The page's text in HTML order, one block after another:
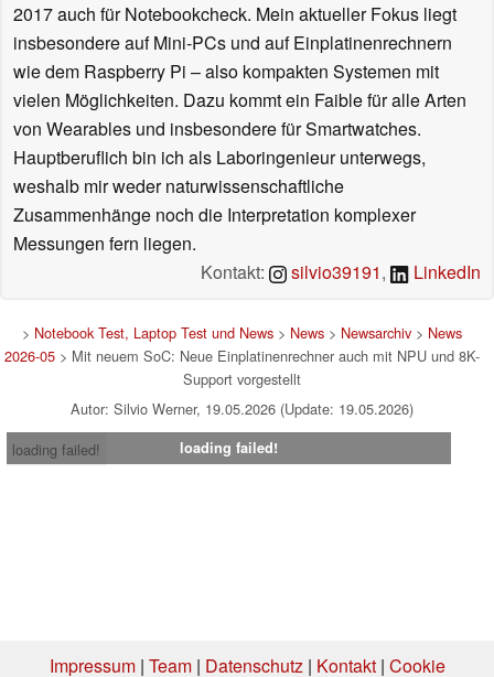
2017 auch für Notebookcheck. Mein aktueller Fokus liegt
insbesondere auf Mini-PCs und auf Einplatinenrechnern
wie dem Raspberry Pi – also kompakten Systemen mit
vielen Möglichkeiten. Dazu kommt ein Faible für alle Arten
von Wearables und insbesondere für Smartwatches.
Hauptberuflich bin ich als Laboringenieur unterwegs,
weshalb mir weder naturwissenschaftliche
Zusammenhänge noch die Interpretation komplexer
Messungen fern liegen.
Kontakt:
silvio39191, LinkedIn
> Notebook Test, Laptop Test und News> News> Newsarchiv> News
2026-05> Mit neuem SoC: Neue Einplatinenrechner auch mit NPU und 8K-
Support vorgestellt
Autor: Silvio Werner, 19.05.2026 (Update: 19.05.2026)
loading failed!
loading failed!
Impressum| Team| Datenschutz| Kontakt| Cookie